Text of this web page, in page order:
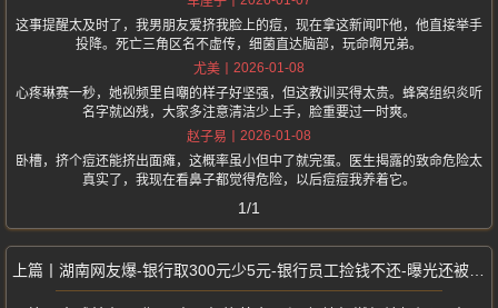
这事提醒太及时了，我男朋友爱挤我脸上的痘，现在拿这新闻吓他，他直接举手
投降。死亡三角区名不虚传，细菌直达脑部，玩命啊兄弟。
尤美
2026-01-08
心疼琳赛一秒，她视频里自嘲的样子好坚强，但这教训买得太贵。蜂窝组织炎听
名字就凶残，大家多注意清洁少上手，脸重要过一时爽。
赵子易
2026-01-08
卧槽，挤个痘还能挤出面瘫，这概率虽小但中了就完蛋。医生揭露的致命危险太
真实了，我现在看鼻子都觉得危险，以后痘痘我养着它。
1/1
湖南网友爆-银行取300元少5元-银行员工捡钱不还-曝光还被人上门威胁